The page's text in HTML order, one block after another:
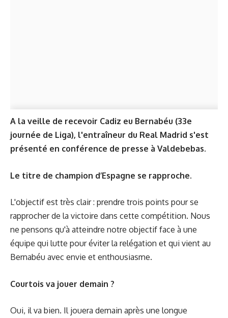
A la veille de recevoir Cadiz eu Bernabéu (33e
journée de Liga), l'entraîneur du Real Madrid s'est
présenté en conférence de presse à Valdebebas.
Le titre de champion d’Espagne se rapproche.
L'objectif est très clair : prendre trois points pour se
rapprocher de la victoire dans cette compétition. Nous
ne pensons qu'à atteindre notre objectif face à une
équipe qui lutte pour éviter la relégation et qui vient au
Bernabéu avec envie et enthousiasme.
Courtois va jouer demain ?
Oui, il va bien. Il jouera demain après une longue